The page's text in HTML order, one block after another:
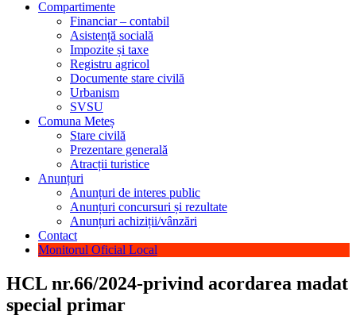
Compartimente
Financiar – contabil
Asistență socială
Impozite și taxe
Registru agricol
Documente stare civilă
Urbanism
SVSU
Comuna Meteș
Stare civilă
Prezentare generală
Atracții turistice
Anunțuri
Anunțuri de interes public
Anunțuri concursuri și rezultate
Anunțuri achiziții/vânzări
Contact
Monitorul Oficial Local
HCL nr.66/2024-privind acordarea madat
special primar